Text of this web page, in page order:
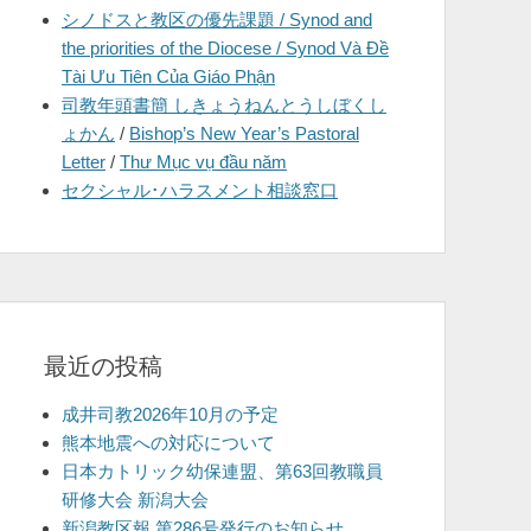
シノドスと教区の優先課題 / Synod and
the priorities of the Diocese / Synod Và Đề
Tài Ưu Tiên Của Giáo Phận
司教年頭書簡 しきょうねんとうしぼくし
ょかん / Bishop’s New Year’s Pastoral
Letter / Thư Mục vụ đầu năm
セクシャル･ハラスメント相談窓口
最近の投稿
成井司教2026年10月の予定
熊本地震への対応について
日本カトリック幼保連盟、第63回教職員
研修大会 新潟大会